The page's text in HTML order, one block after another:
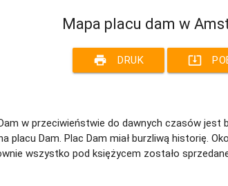
Mapa placu dam w
print DRUK system_update_alt
w przeciwieństwie do dawnych czasów
Dam. Plac Dam miał burzliwą historię.
wszystko pod księżycem zostało